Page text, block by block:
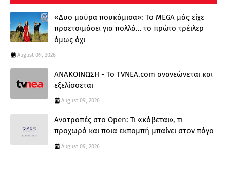
«Δυο μαύρα πουκάμισα»: Το MEGA μάς είχε
προετοιμάσει για πολλά… το πρώτο τρέιλερ
όμως όχι
August 09, 2026
ΑΝΑΚΟΙΝΩΣΗ - Το TVNEA.com ανανεώνεται και
εξελίσσεται
August 09, 2026
Ανατροπές στο Open: Τι «κόβεται», τι
προχωρά και ποια εκπομπή μπαίνει στον πάγο
August 09, 2026